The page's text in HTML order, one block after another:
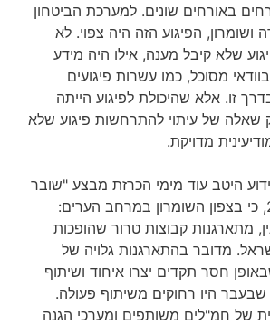
באורחים שונים. למערכת הביטחון
ושומרון, הפיגוע הזה היה צפוי. לא
שלא קיבל מענה, אילו היה מידע
מסוכל, כמו עשרות פיגועים
זו. אלא שהיכולת לפיגוע הייתה
שאלה של עיתוי להתרחשות פיגוע שלא
מדויקת.
היטב עוד מימי הכרזת מבצע "שובר
גלים" במרץ 2022, כי בצפון השומרון במרחב הערים:
מתארגנות קבוצות טרור שהופכות
מדובר בהתארגנות גלויה של
חסר תקדים יצרו איחוד ושיתוף
שבעבר היו רחוקים משיתוף פעולה.
של חמ"לים משותפים ומערכי הגנה